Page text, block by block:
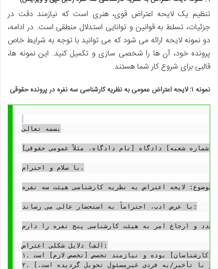
تنظیم یک لایحه اعتراض قوی، هنری است که نیازمند دقت در
جزئیات، تسلط به قوانین و توانایی استدلال منطقی است. در ادامه،
دو نمونه لایحه ارائه می شود که می توانید با توجه به شرایط خاص
پرونده خود، آن ها را شخصی سازی و تکمیل کنید. این نمونه ها،
قالبی برای شروع کار شما هستند.
نمونه ۱: لایحه اعتراض عمومی به نظریه کارشناسی سه نفره در پرونده حقوقی
بسمه تعالی
[شماره شعبه] دادگاه [نام دادگاه، مثلاً عمومی حقوقی]
با سلام و احترام،
موضوع: لایحه اعتراض به نظریه کارشناسی هیئت سه نفره
با عرض ادب، احتراماً به استحضار عالی می رساند:
و ارجاع امر به هیئت کارشناسی پنج نفره را دارم:
الف) دلایل شکلی اعتراض:
۱. عدم رعایت صلاحیت تخصصی: نظریه کارشناسی [مورد اعتراض] بیانگر عدم اشراف کامل کارشناسان محترم به ابعاد [نام حوزه تخصصی مرتبط با پرونده] است. به عنوان مثال، در بخش [ذکر بخش مربوطه از نظریه]، اظهارنظر [شرح مختصر اظهارنظر]، خارج از حیطه تخصصی [تخصص کارشناسان] بوده و نیازمند تخصص [تخصص لازم] است.
۲. نقص در ابلاغ: [در صورتی که نقص در ابلاغ وجود دارد، به طور دقیق آن را شرح دهید، مثلاً: نظریه کارشناسی به آدرس صحیح اینجانب/موکل ابلاغ نشده و با تأخیر/به فردی غیرمسئول تحویل گردیده است.]